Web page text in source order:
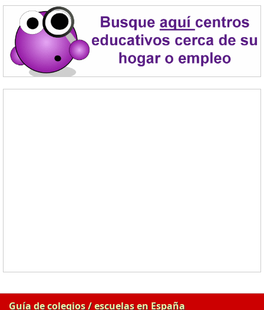
Guía de colegios / escuelas en España